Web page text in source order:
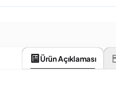
Ürün Açıklaması